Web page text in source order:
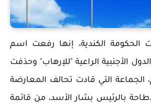
قالت الحكومة الكندية، إنها رفعت اسم
الأجنبية الراعية "للإرهاب" وحذفت
الجماعة التي قادت تحالف المعارضة
بالرئيس بشار الأسد، من قائمة